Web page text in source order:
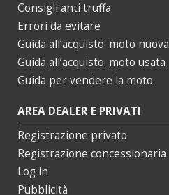
Consigli anti truffa
Errori da evitare
Guida all’acquisto: moto nuova
Guida all’acquisto: moto usata
Guida per vendere la moto
AREA DEALER E PRIVATI
Registrazione privato
Registrazione concessionaria
Log in
Pubblicità